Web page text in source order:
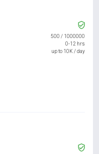
500 / 1000000
0-12 hrs
up to 10K / day